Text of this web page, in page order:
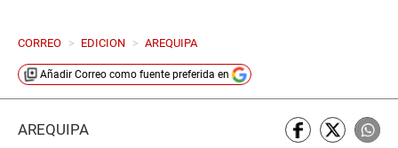
CORREO > EDICION > AREQUIPA
Añadir Correo como fuente preferida en
AREQUIPA